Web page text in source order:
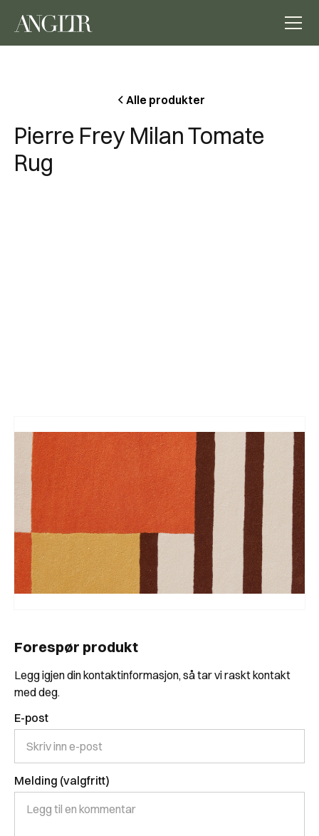
Alle produkter
Pierre Frey Milan Tomate
Rug
Forespør produkt
Legg igjen din kontaktinformasjon, så tar vi raskt kontakt
med deg.
E-post
Melding (valgfritt)
Teppe fra Pierre Frey som ble designet på 1930
tallet, og som kombinerer det tidløse og moderne
med sine sammenvevde former.